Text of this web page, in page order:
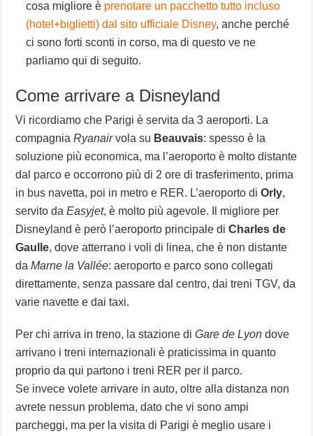
cosa migliore è prenotare un pacchetto tutto incluso
(hotel+biglietti) dal sito ufficiale Disney, anche perché
ci sono forti sconti in corso, ma di questo ve ne
parliamo qui di seguito.
Come arrivare a Disneyland
Vi ricordiamo che Parigi è servita da 3 aeroporti. La
compagniaRyanairvola su Beauvais: spesso è la
soluzione più economica, ma l’aeroporto è molto distante
dal parco e occorrono più di 2 ore di trasferimento, prima
in bus navetta, poi in metro e RER. L’aeroporto diOrly,
servito daEasyjet, è molto più agevole. Il migliore per
Disneyland è però l’aeroporto principale diCharles de
Gaulle, dove atterrano i voli di linea, che è non distante
daMarne la Vallée: aeroporto e parco sono collegati
direttamente, senza passare dal centro, dai treni TGV, da
varie navette e dai taxi.
Per chi arriva in treno, la stazione diGare de Lyon dove
arrivano i treni internazionali è praticissima in quanto
proprio da qui partono i treni RER per il parco.
Se invece volete arrivare in auto, oltre alla distanza non
avrete nessun problema, dato che vi sono ampi
parcheggi, ma per la visita di Parigi è meglio usare i